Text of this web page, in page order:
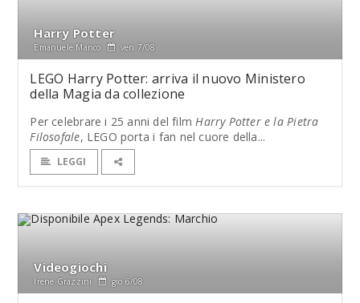
Harry Potter
Emanuele Manco ven 7/08
LEGO Harry Potter: arriva il nuovo Ministero
della Magia da collezione
Per celebrare i 25 anni del filmHarry Potter e la Pietra
Filosofale, LEGO porta i fan nel cuore della...
LEGGI
Videogiochi
Irene Grazzini gio 6/08